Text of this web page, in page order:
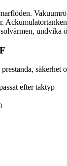
undvika
säkerhet
efter taktyp